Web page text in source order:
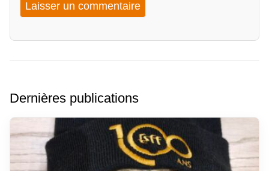
Dernières publications